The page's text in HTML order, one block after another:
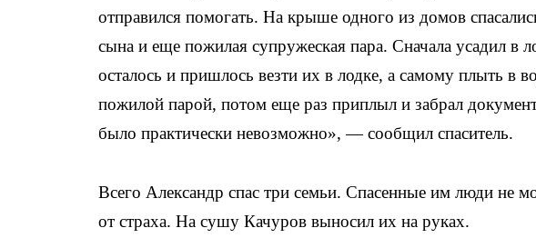
отправился помогать. На крыше одного из домов
сына и еще пожилая супружеская пара. Сначала усадил в
осталось и пришлось везти их в лодке, а самому плыть в
пожилой парой, потом еще раз приплыл и забрал
было практически невозможно», — сообщил спаситель.
Всего Александр спас три семьи. Спасенные им люди не
от страха. На сушу Качуров выносил их на руках.